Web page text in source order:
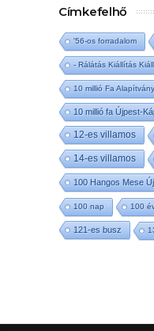
Címkefelhő
'56-os forradalom
- Rálátás Kiállítás
10 millió Fa Alapítvány
10 millió fa Újpest-
12-es villamos
14-es villamos
100 Hangos Mese
100 nap 100
121-es busz